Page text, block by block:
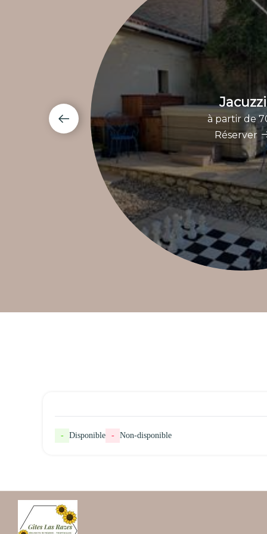
Jacuzzi
à partir de
Réserver
- Disponible - Non-disponible